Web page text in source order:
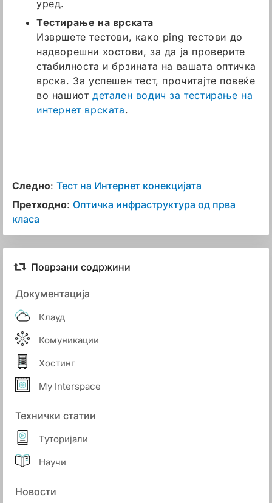
уред.
Тестирање на врската
Извршете тестови, како ping тестови до
надворешни хостови, за да ја проверите
стабилноста и брзината на вашата оптичка
врска. За успешен тест, прочитајте повеќе
во нашиот детален водич за тестирање на
интернет врската.
Следно: Тест на Интернет конекцијата
Претходно: Оптичкa инфраструктура од прва
класа
Поврзани содржини
Документација
Клауд
Комуникации
Хостинг
My Interspace
Технички статии
Туторијали
Научи
Новости